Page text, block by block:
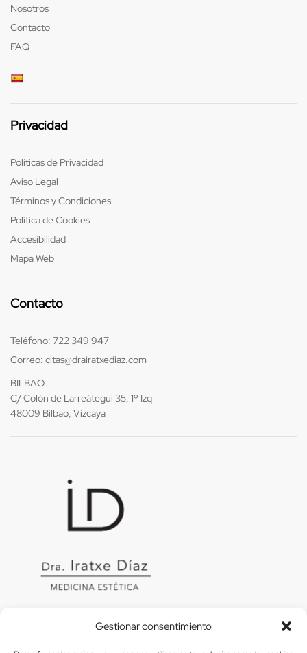
Gestionar consentimiento
Nosotros
Contacto
FAQ
Privacidad
Políticas de Privacidad
Aviso Legal
Términos y Condiciones
Política de Cookies
Accesibilidad
Mapa Web
Contacto
Teléfono: 722 349 947
Correo: citas@drairatxediaz.com
BILBAO
C/ Colón de Larreátegui 35, 1º Izq
48009 Bilbao, Vizcaya